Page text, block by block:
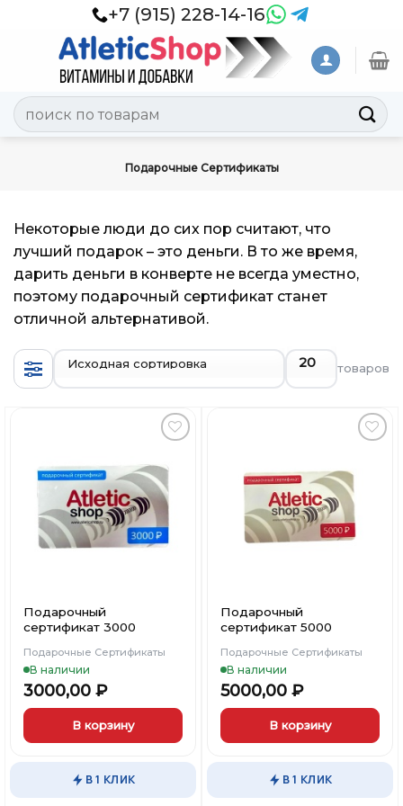
+7 (915) 228-14-16
Искать:
Подарочные Сертификаты
Некоторые люди до сих пор считают, что
лучший подарок – это деньги. В то же время,
дарить деньги в конверте не всегда уместно,
поэтому подарочный сертификат станет
отличной альтернативой.
товаров
Добавить
в
Вишлист
Подарочный
сертификат 3000
Подарочные Сертификаты
В наличии
3000,00 ₽
В корзину
В 1 КЛИК
Вишлист
Подарочный
сертификат 5000
Подарочные Сертификаты
В наличии
5000,00 ₽
В корзину
В 1 КЛИК
Каталог
Бренды
Подарочные сертификаты
Каталог
Бренды
Подарочные сертификаты
Каталог
Бренды
Подарочные сертификаты